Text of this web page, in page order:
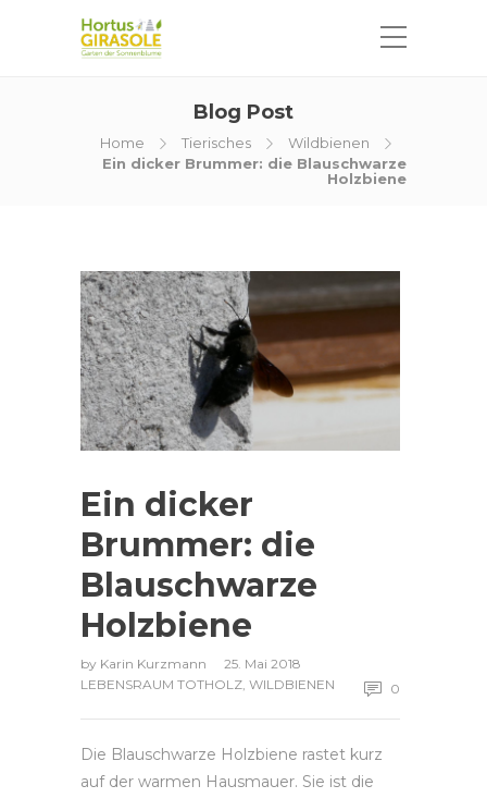
Blog Post
Home Tierisches
Wildbienen
Ein dicker Brummer: die Blauschwarze
Holzbiene
Ein dicker
Brummer: die
Blauschwarze
Holzbiene
by Karin Kurzmann
25. Mai 2018
LEBENSRAUM TOTHOLZ, WILDBIENEN 0
Die Blauschwarze Holzbiene rastet kurz
auf der warmen Hausmauer. Sie ist die